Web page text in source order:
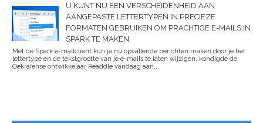
U KUNT NU EEN VERSCHEIDENHEID AAN
AANGEPASTE LETTERTYPEN IN PRECIEZE
FORMATEN GEBRUIKEN OM PRACHTIGE E-MAILS IN
SPARK TE MAKEN
Met de Spark e-mailclient kun je nu opvallende berichten maken door je het
lettertype en de tekstgrootte van je e-mails te laten wijzigen, kondigde de
Oekraïense ontwikkelaar Readdle vandaag aan...